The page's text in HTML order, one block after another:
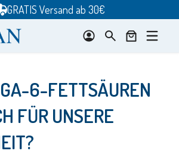
GRATIS Versand ab 30€
6-FETTSÄUREN
FÜR UNSERE